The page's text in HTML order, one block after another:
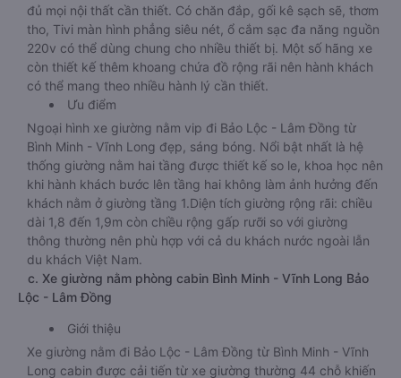
đủ mọi nội thất cần thiết. Có chăn đắp, gối kê sạch sẽ, thơm
tho, Tivi màn hình phẳng siêu nét, ổ cắm sạc đa năng nguồn
220v có thể dùng chung cho nhiều thiết bị. Một số hãng xe
còn thiết kế thêm khoang chứa đồ rộng rãi nên hành khách
có thể mang theo nhiều hành lý cần thiết.
Ưu điểm
Ngoại hình xe giường nằm vip đi Bảo Lộc - Lâm Đồng từ
Bình Minh - Vĩnh Long đẹp, sáng bóng. Nổi bật nhất là hệ
thống giường nằm hai tầng được thiết kế so le, khoa học nên
khi hành khách bước lên tầng hai không làm ảnh hưởng đến
khách nằm ở giường tầng 1.Diện tích giường rộng rãi: chiều
dài 1,8 đến 1,9m còn chiều rộng gấp rưỡi so với giường
thông thường nên phù hợp với cả du khách nước ngoài lẫn
du khách Việt Nam.
c. Xe giường nằm phòng cabin Bình Minh - Vĩnh Long Bảo
Lộc - Lâm Đồng
Giới thiệu
Xe giường nằm đi Bảo Lộc - Lâm Đồng từ Bình Minh - Vĩnh
Long cabin được cải tiến từ xe giường thường 44 chỗ khiến